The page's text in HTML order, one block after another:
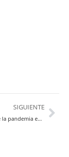
SIGUIENTE
Balance 2021 de la pandemia en el entorno laboral